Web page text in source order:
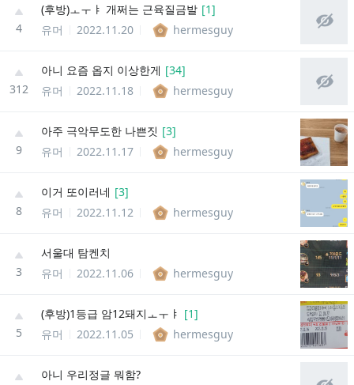
4
(후방)ㅗㅜㅑ 개쩌는 근육질금발 [1]
유머
2022.11.20 hermesguy
312
아니 요즘 옵지 이상한게 [34]
유머
2022.11.18 hermesguy
9
아주 극악무도한 나쁜짓 [3]
유머
2022.11.17 hermesguy
8
이거 또이러네 [3]
유머
2022.11.12 hermesguy
3
서울대 탐켄치
유머
2022.11.06 hermesguy
5
(후방)1등급 암12돼지ㅗㅜㅑ [1]
유머
2022.11.05 hermesguy
아니 우리정글 뭐함?